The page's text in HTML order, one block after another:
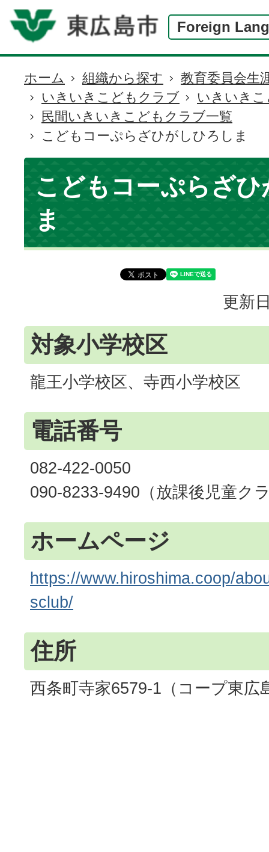
Foreign
現
在
の
位
置
ホーム 組織から探す
教育委員会生
いきいきこどもクラブ
いきいき
民間いきいきこどもクラブ一覧
こどもコーぷらざひがしひろしま
こどもコーぷらざ
ま
更新
対象小学校区
龍王小学校区、寺西小学校区
電話番号
082-422-0050
090-8233-9490（放課後児童ク
ホームページ
https://www.hiroshima.coop/
sclub/
住所
西条町寺家6579-1（コープ東広